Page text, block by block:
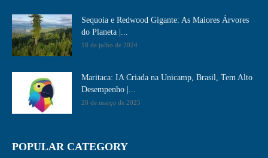
Sequoia e Redwood Gigante: As Maiores Árvores
do Planeta |...
18 de julho de 2024
Maritaca: IA Criada na Unicamp, Brasil, Tem Alto
Desempenho​ |...
28 de março de 2025
POPULAR CATEGORY